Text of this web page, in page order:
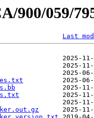
900/059/
Last
2025-
2025-
2025-
2025-
2025-
2025-
2025-
2025-